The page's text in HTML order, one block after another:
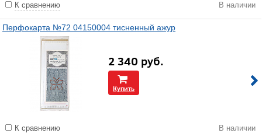
К сравнению В наличии
Перфокарта №72 04150004 тисненный ажур
2 340 руб.
Купить
К сравнению В наличии